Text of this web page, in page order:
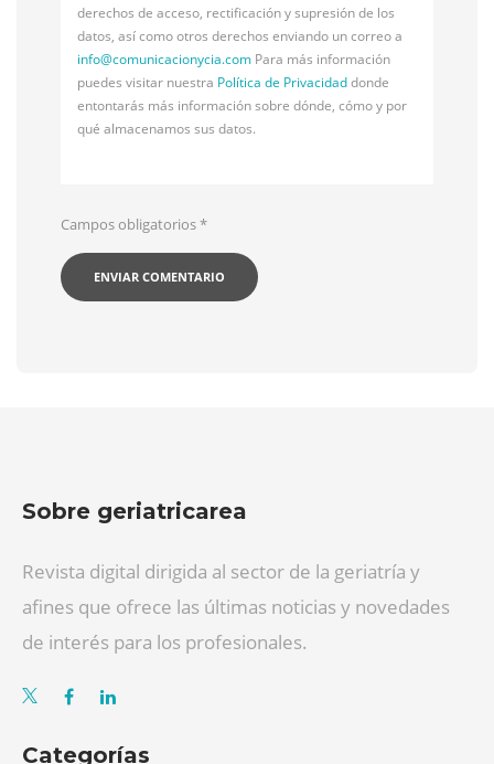
derechos de acceso, rectificación y supresión de los
datos, así como otros derechos enviando un correo a
info@comunicacionycia.com Para más información
puedes visitar nuestra Política de Privacidaddonde
entontarás más información sobre dónde, cómo y por
qué almacenamos sus datos.
Campos obligatorios*
Sobre geriatricarea
Revista digital dirigida al sector de la geriatría y
afines que ofrece las últimas noticias y novedades
de interés para los profesionales.
Categorías